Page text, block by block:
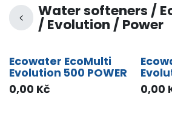
Water softeners /
/ Evolution / Power
Ecowater EcoMulti
Evolution 500 POWER
0,00 Kč
0,00